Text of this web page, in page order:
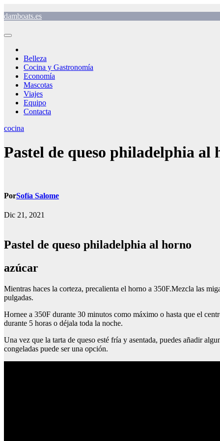
al
damboats.es
Belleza
Cocina y Gastronomía
Economía
Mascotas
Viajes
Equipo
Contacta
cocina
Pastel de queso philadelphia al
PorSofía Salome
Dic 21, 2021
Pastel de queso philadelphia al horno
azúcar
Mientras haces la corteza, precalienta el horno a 350F.Mezcla las
pulgadas.
Hornee a 350F durante 30 minutos como máximo o hasta que el
durante 5 horas o déjala toda la noche.
Una vez que la tarta de queso esté fría y asentada, puedes añadir
congeladas puede ser una opción.